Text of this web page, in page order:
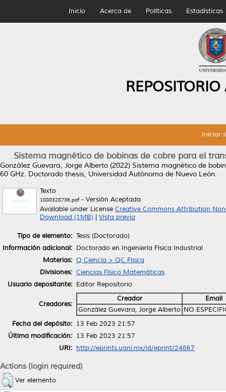
Inicio Acerca de Políticas Estadísticas
Iniciar
Sistema magnético de bobinas de cobre para el
González Guevara, Jorge Alberto (2022) Sistema magnético de
60 GHz. Doctorado thesis, Universidad Autónoma de Nuevo León.
Texto
1080328736.pdf- Versión Aceptada
Available under License Creative Commons Attribution
Download (1MB)
Vista previa
Tipo de elemento: Tesis (Doctorado)
Información adicional: Doctorado en Ingeniería Física Industrial
Materias: Q Ciencia > QC Física
Divisiones: Ciencias Físico Matemáticas
Usuario depositante: Editor Repositorio
Creadores:
Creador
Email
González Guevara, Jorge Alberto NO
Fecha del depósito: 13 Feb 2023 21:57
Última modificación: 13 Feb 2023 21:57
URI: http://eprints.uanl.mx/id/eprint/24867
Actions (login required)
Ver elemento